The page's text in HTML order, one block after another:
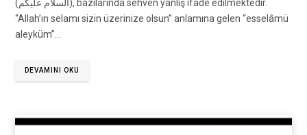
(السلام عليكم), bazılarında sehven yanlış ifade edilmektedir.
“Allah’ın selamı sizin üzerinize olsun” anlamına gelen “esselâmü
aleyküm”…
DEVAMINI OKU